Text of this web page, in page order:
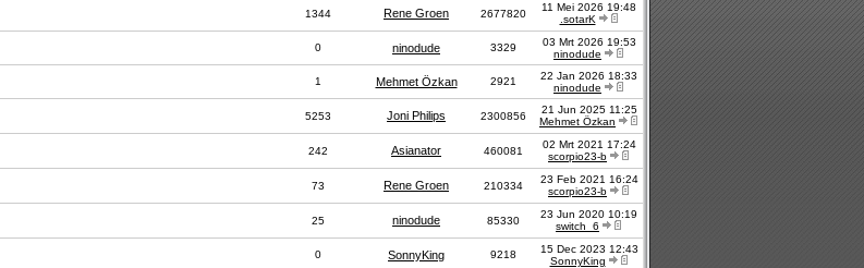
1344 Rene Groen 2677820
11 Mei 2026 19:48
.sotarK
0 ninodude 3329
03 Mrt 2026 19:53
ninodude
1 Mehmet Özkan 2921
22 Jan 2026 18:33
ninodude
5253 Joni Philips 2300856
21 Jun 2025 11:25
Mehmet Özkan
242 Asianator 460081
02 Mrt 2021 17:24
scorpio23-b
73 Rene Groen 210334
23 Feb 2021 16:24
scorpio23-b
25 ninodude 85330
23 Jun 2020 10:19
switch_6
0 SonnyKing 9218
15 Dec 2023 12:43
SonnyKing